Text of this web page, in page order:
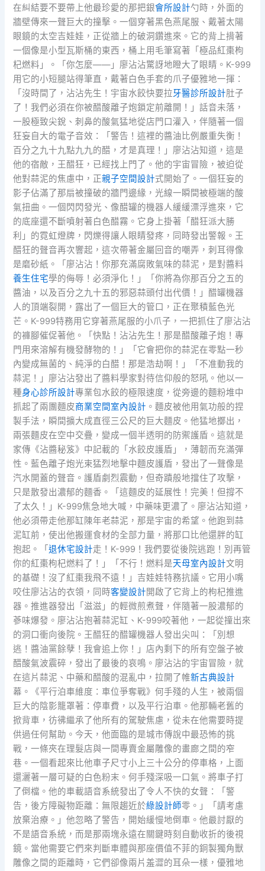
在糾結要不要帶上他最珍愛的那把銀會所設計勺時，外面的
牆壁傳來一聲巨大的撞擊。一個穿著黑色燕尾服、戴著太陽
眼鏡的太空吉娃娃，正從牆上的破洞鑽進來。它的背上揹著
一個像是小型瓦斯桶的東西，桶上用毛筆寫著「極品紅棗枸
杞燃料」。「你怎麼——」廖沾沾驚訝地瞪大了眼睛。K-999
用它的小短腿站得筆直，戴著白色手套的爪子優雅地一揮：
「沒時間了，沾沾先生！宇宙水餃快要拉牙醫診所設計肚子
了！我們必須在你被醋酸離子炮鎖定前離開！」話音未落，
一股極致尖銳、刺鼻的酸氣猛地從店門口灌入，伴隨著一個
狂妄自大的電子音效：「警告！這裡的醬油比例嚴重失衡！
百分之九十九點九九的醋，才是真理！」廖沾沾知道，這是
他的宿敵，王醋狂，已經找上門了。他的宇宙冒險，被迫從
他對蒜泥的焦慮中，正親子空間設計式開始了。一個狂妄的
影子佔滿了那扇被撞破的牆門邊緣，光線一瞬間被極端的酸
氣扭曲。一個閃閃發光、像醋罐的機器人緩緩漂浮進來，它
的底座還不斷噴射著白色醋霧。它身上掛著「醋狂派大勝
利」的霓虹燈牌，閃爍得讓人眼睛發疼，同時發出警報。王
醋狂的聲音再次響起，這次帶著金屬回音的嘲弄，刺耳得像
是磨砂紙。「廖沾沾！你那充滿腐敗氣味的蒜泥，是對醬料
養生住宅學的侮辱！必須淨化！」「你將為你那百分之五的
醬油，以及百分之九十五的邪惡蒜頭付出代價！」醋罐機器
人的頂端裂開，露出了一個巨大的管口，正在聚積藍色光
芒。K-999特務用它穿著燕尾服的小爪子，一把抓住了廖沾沾
的褲腳催促著他。「快點！沾沾先生！那是醋酸離子炮！專
門用來溶解有機發酵物的！」「它會把你的蒜泥在零點一秒
內變成無菌的、純淨的白醋！那是浩劫啊！」「不准動我的
蒜泥！」廖沾沾發出了醬料學家對待信仰般的怒吼。他以一
種身心診所設計專業包水餃的極限速度，從旁邊的麵粉堆中
抓起了兩團麵皮商業空間室內設計 。麵皮被他用氣功般的捏
製手法，瞬間擴大成直徑三公尺的巨大麵皮。他猛地擲出，
兩張麵皮在空中交疊，變成一個半透明的防禦護盾。這就是
家傳《沾醬秘笈》中記載的「水餃皮護盾」，薄韌而充滿彈
性。藍色離子炮光束猛烈地擊中麵皮護盾，發出了一聲像是
汽水開蓋的聲音。護盾劇烈震動，但奇蹟般地擋住了攻擊，
只是散發出濃郁的麵香。「這麵皮的延展性！完美！但撐不
了太久！」K-999焦急地大喊，中藥味更濃了。廖沾沾知道，
他必須帶走他那缸陳年老蒜泥，那是宇宙的希望。他跑到蒜
泥缸前，使出他搬運食材的全部力量，將那口比他還胖的缸
抱起。「退休宅設計走！K-999！我們要從後院逃跑！別再管
你的紅棗枸杞燃料了！」「不行！燃料是天母室內設計文明
的基礎！沒了紅棗我飛不遠！」吉娃娃特務抗議。它用小嘴
咬住廖沾沾的衣領，同時客變設計開啟了它背上的枸杞推進
器。推進器發出「滋滋」的輕微煎煮聲，伴隨著一股濃郁的
蔘味爆發。廖沾沾抱著蒜泥缸、K-999咬著他，一起從撞出來
的洞口衝向後院。王醋狂的醋罐機器人發出尖叫：「別想
逃！醬油黨餘孽！我會追上你！」店內剩下的所有空盤子被
醋酸氣波震碎，發出了最後的哀鳴。廖沾沾的宇宙冒險，就
在這片蒜泥、中藥和醋酸的混亂中，拉開了帷新古典設計
幕。《平行泊車維度：車位爭奪戰》何手殘的人生，被兩個
巨大的陰影籠罩著：停車費，以及平行泊車。他那輛老舊的
掀背車，彷彿繼承了他所有的駕駛焦慮，從未在他需要時提
供過任何幫助。今天，他面臨的是城市傳說中最恐怖的挑
戰，一條夾在理髮店與一間專賣金屬雕像的畫廊之間的窄
巷。一個看起來比他車子尺寸小上三十公分的停車格，上面
還灑著一層可疑的白色粉末。何手殘深吸一口氣。將車子打
了倒檔。他的車載語音系統發出了令人不快的女聲：「警
告，後方障礙物距離：無限趨近於綠設計師零。」「請考慮
放棄治療。」他忽略了警告，開始緩慢地倒車。他最討厭的
不是語音系統，而是那兩塊永遠在關鍵時刻自動收折的後視
鏡。當他需要它們來判斷車體與那座價值不菲的銅製獨角獸
雕像之間的距離時，它們卻像兩片羞澀的耳朵一樣，優雅地